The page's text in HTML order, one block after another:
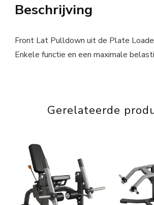
Beschrijving
Front Lat Pulldown uit de Plate
Enkele functie en een maximale
Gerelateerde